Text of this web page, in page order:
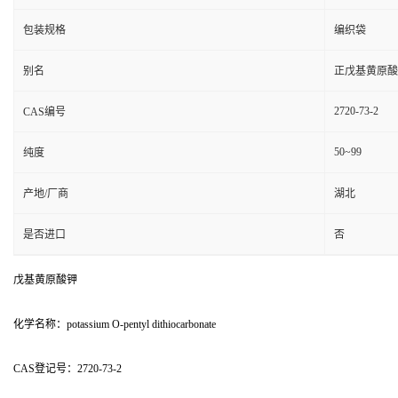
包装规格 编织袋
别名 正戊基黄原
CAS编号 2720-73-2
纯度 50~99
产地/厂商 湖北
是否进口 否
戊基黄原酸钾
化学名称：potassium O-pentyl dithiocarbonate
CAS登记号：2720-73-2